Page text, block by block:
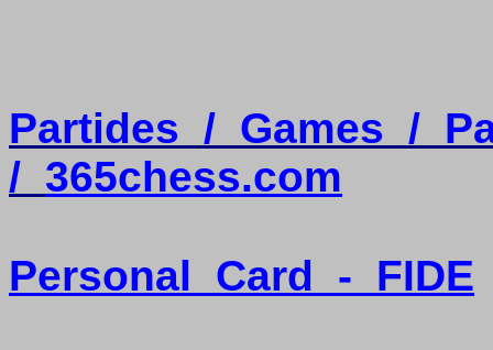
Partides / Games /
/ 365chess.com
Personal Card - FIDE